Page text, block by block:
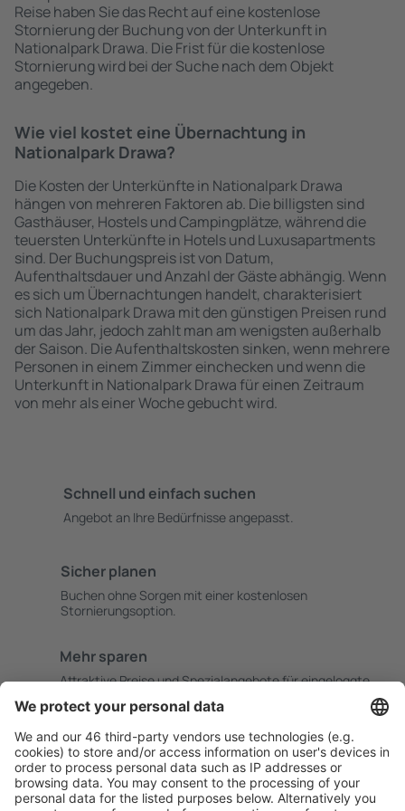
Reise haben Sie das Recht auf eine kostenlose
Stornierung der Buchung von der Unterkunft in
Nationalpark Drawa. Die Frist für die kostenlose
Stornierung wird bei der Suche nach dem Objekt
angegeben.
Wie viel kostet eine Übernachtung in
Nationalpark Drawa?
Die Kosten der Unterkünfte in Nationalpark Drawa
hängen von mehreren Faktoren ab. Die billigsten sind
Gasthäuser, Hostels und Campingplätze, während die
teuersten Unterkünfte in Hotels und Luxusapartments
sind. Der Buchungspreis ist von Datum,
Aufenthaltsdauer und Anzahl der Gäste abhängig. Wenn
es sich um Übernachtungen handelt, charakterisiert
sich Nationalpark Drawa mit den günstigen Preisen rund
um das Jahr, jedoch zahlt man am wenigsten außerhalb
der Saison. Die Aufenthaltskosten sinken, wenn mehrere
Personen in einem Zimmer einchecken und wenn die
Unterkunft in Nationalpark Drawa für einen Zeitraum
von mehr als einer Woche gebucht wird.
Schnell und einfach suchen
Angebot an Ihre Bedürfnisse angepasst.
Sicher planen
Buchen ohne Sorgen mit einer kostenlosen
Stornierungsoption.
Mehr sparen
Attraktive Preise und Spezialangebote für eingeloggte
Unterkünfte, die Sie mögen
Wählen Sie aus über 1,3 Millionen Unterkünften: Hotels,
Hütten, Apartments und andere.